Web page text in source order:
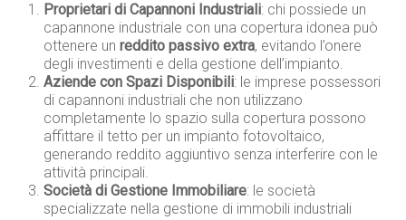
Proprietari di Capannoni Industriali: chi possiede un
capannone industriale con una copertura idonea può
ottenere unreddito passivo extra, evitando l’onere
degli investimenti e della gestione dell’impianto.
Aziende con Spazi Disponibili: le imprese possessori
di capannoni industriali che non utilizzano
completamente lo spazio sulla copertura possono
affittare il tetto per un impianto fotovoltaico,
generando reddito aggiuntivo senza interferire con le
attività principali.
Società di Gestione Immobiliare: le società
specializzate nella gestione di immobili industriali